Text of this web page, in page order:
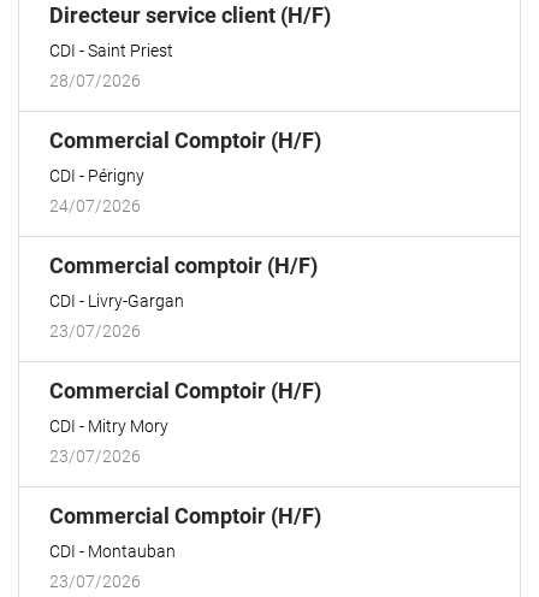
Directeur service client (H/F)(Nouvelle
CDI
Saint Priest
28/07/2026
Commercial Comptoir (H/F)(Nouvelle
CDI
Périgny
24/07/2026
Commercial comptoir (H/F)(Nouvelle
CDI
Livry-Gargan
23/07/2026
Commercial Comptoir (H/F)(Nouvelle
CDI
Mitry Mory
23/07/2026
Commercial Comptoir (H/F)(Nouvelle
CDI
Montauban
23/07/2026